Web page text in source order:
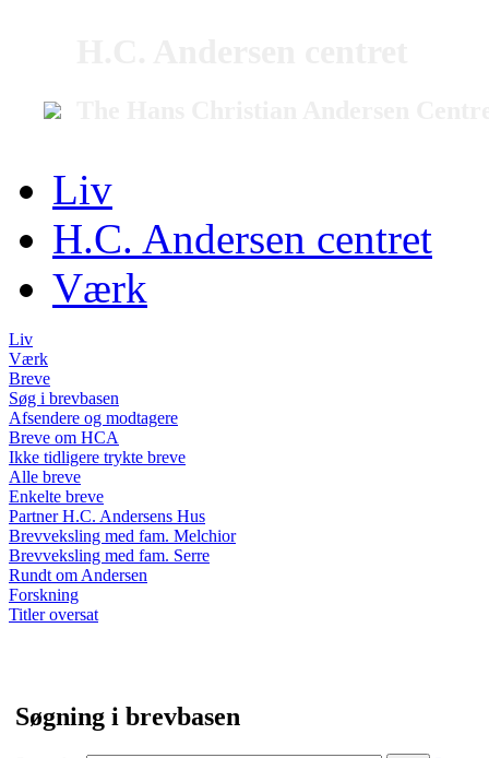
Liv
H.C. Andersen centret
Værk
Liv
Værk
Breve
Søg i brevbasen
Afsendere og modtagere
Breve om HCA
Ikke tidligere trykte breve
Alle breve
Enkelte breve
Partner H.C. Andersens Hus
Brevveksling med fam. Melchior
Brevveksling med fam. Serre
Rundt om Andersen
Forskning
Titler oversat
Søgning i brevbasen